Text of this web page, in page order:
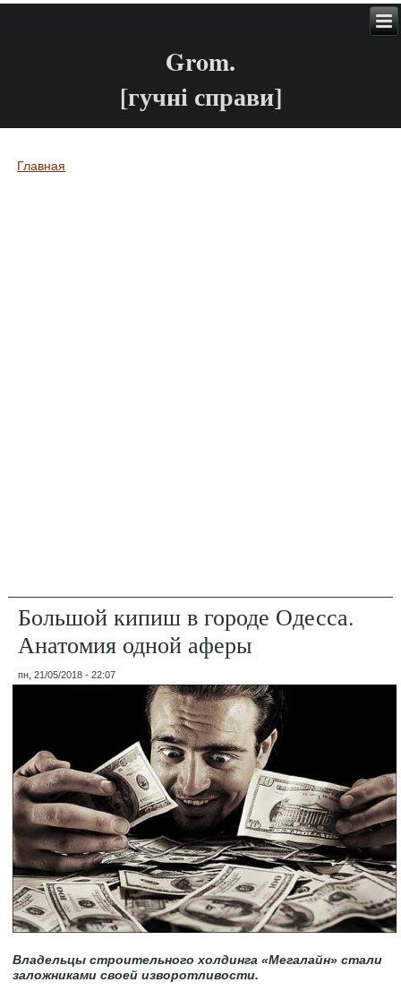
Grom.
[гучні справи]
Вы здесь
Главная
Большой кипиш в городе Одесса.
Анатомия одной аферы
пн, 21/05/2018 - 22:07
Владельцы строительного холдинга «Мегалайн» стали
заложниками своей изворотливости.